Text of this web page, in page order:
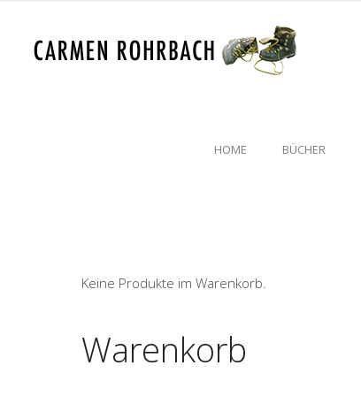
HOME BÜCHER
Keine Produkte im Warenkorb.
Warenkorb